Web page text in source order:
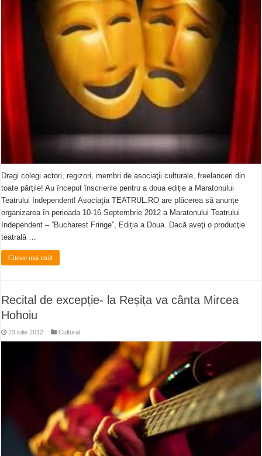
Dragi colegi actori, regizori, membri de asociaţii culturale, freelanceri din
toate părţile! Au început înscrierile pentru a doua ediţie a Maratonului
Teatrului Independent! Asociaţia TEATRUL.RO are plăcerea să anunțe
organizarea în perioada 10-16 Septembrie 2012 a Maratonului Teatrului
Independent – ”Bucharest Fringe”, Ediția a Doua. Dacă aveţi o producţie
teatrală …
Citeste mai mult
Recital de excepție- la Reșița va cânta Mircea
Hohoiu
23 iulie 2012 Cultural